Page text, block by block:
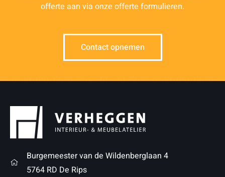
offerte aan via onze offerte formulieren.
Contact opnemen
Burgemeester van de Wildenberglaan 4
5764 RD De Rips